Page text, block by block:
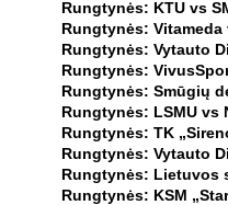
Rungtynės: KTU vs
Rungtynės:
Rungtynės: Vytauto
Rungtynės:
Rungtynės: Smūgių
Rungtynės: LSMU vs
Rungtynės: TK
Rungtynės: Vytauto
Rungtynės: Lietuvos
Rungtynės: KSM